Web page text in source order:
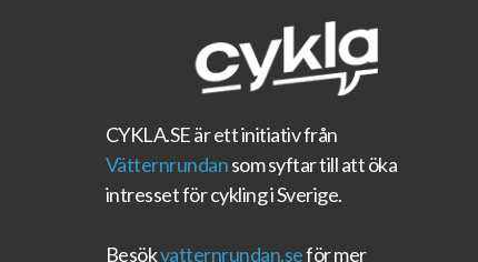
CYKLA.SEär ett initiativ från
Vätternrundansom syftar till att öka
intresset för cykling i Sverige.
Besökvatternrundan.seför mer